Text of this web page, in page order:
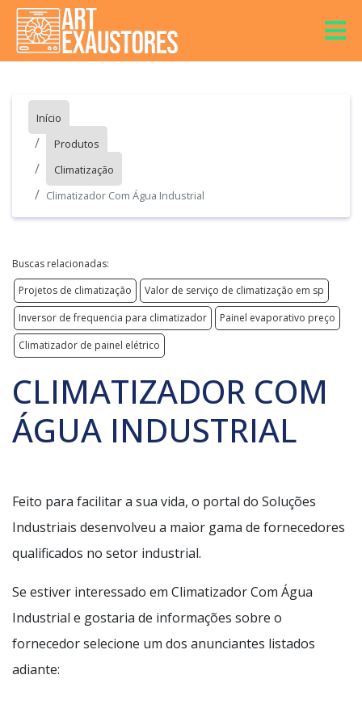
Início
Produtos
Climatização
Climatizador Com Água Industrial
Buscas relacionadas:
Projetos de climatização
Valor de serviço de climatização em sp
Inversor de frequencia para climatizador
Painel evaporativo preço
Climatizador de painel elétrico
CLIMATIZADOR COM
ÁGUA INDUSTRIAL
Feito para facilitar a sua vida, o portal do Soluções
Industriais desenvolveu a maior gama de fornecedores
qualificados no setor industrial.
Se estiver interessado em Climatizador Com Água
Industrial e gostaria de informações sobre o
fornecedor selecione um dos anunciantes listados
adiante: